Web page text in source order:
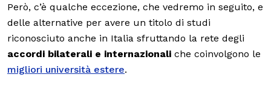
Però, c’è qualche eccezione, che vedremo in seguito, e
delle alternative per avere un titolo di studi
riconosciuto anche in Italia sfruttando la rete degli
accordi bilaterali e internazionali che coinvolgono le
migliori università estere.